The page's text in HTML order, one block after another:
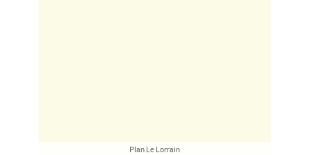
Plan Le Lorrain